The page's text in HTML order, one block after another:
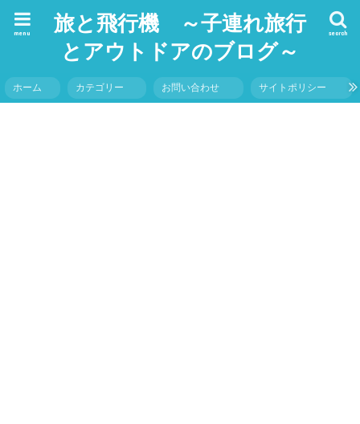
旅と飛行機 ～子連れ旅行
とアウトドアのブログ～
search
menu
ホーム カテゴリー お問い合わせ サイトポリシー